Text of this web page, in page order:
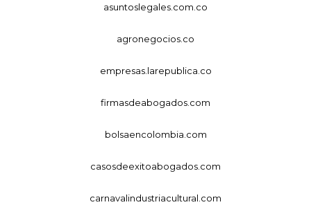
asuntoslegales.com.co
agronegocios.co
empresas.larepublica.co
firmasdeabogados.com
bolsaencolombia.com
casosdeexitoabogados.com
carnavalindustriacultural.com